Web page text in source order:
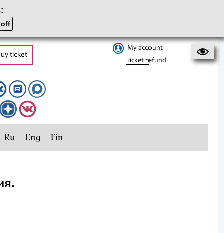
ticket
My account
Ticket refund
Ru Eng Fin